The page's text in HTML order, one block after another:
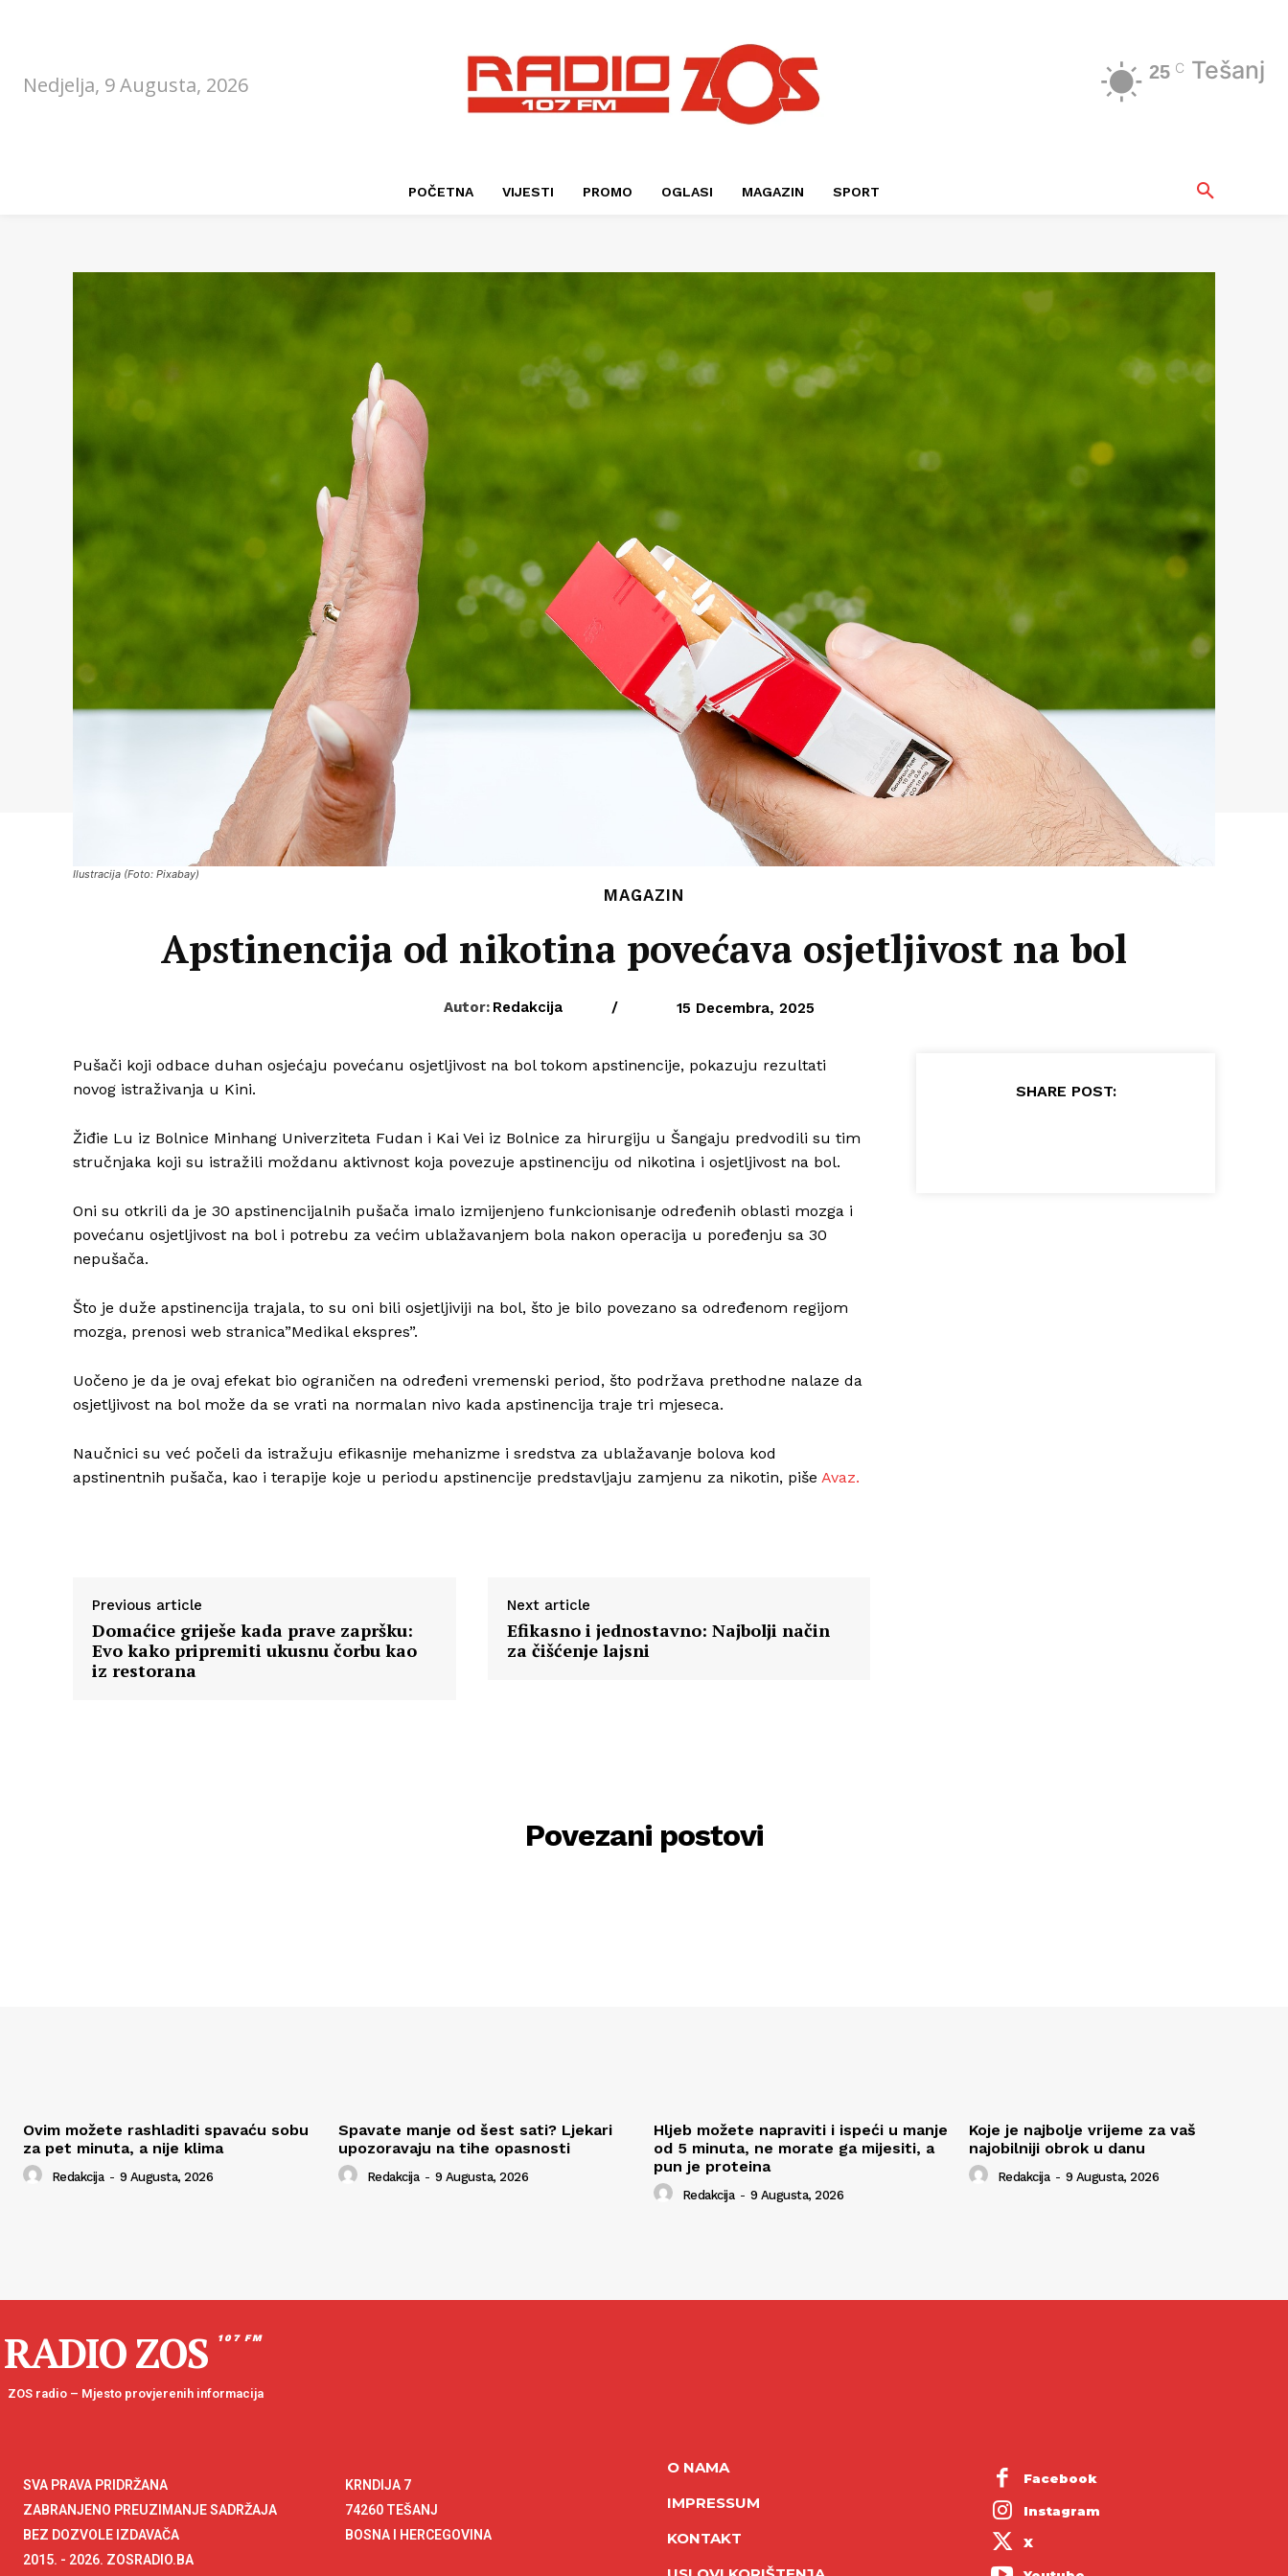
Nedjelja, 9 Augusta, 2026
25 C Tešanj
POČETNA VIJESTI PROMO OGLASI MAGAZIN SPORT
Ilustracija (Foto: Pixabay)
MAGAZIN
Apstinencija od nikotina povećava osjetljivost na bol
Autor: Redakcija / 15 Decembra, 2025
Pušači koji odbace duhan osjećaju povećanu osjetljivost na bol tokom apstinencije, pokazuju rezultati
novog istraživanja u Kini.
Žiđie Lu iz Bolnice Minhang Univerziteta Fudan i Kai Vei iz Bolnice za hirurgiju u Šangaju predvodili su tim
stručnjaka koji su istražili moždanu aktivnost koja povezuje apstinenciju od nikotina i osjetljivost na bol.
Oni su otkrili da je 30 apstinencijalnih pušača imalo izmijenjeno funkcionisanje određenih oblasti mozga i
povećanu osjetljivost na bol i potrebu za većim ublažavanjem bola nakon operacija u poređenju sa 30
nepušača.
Što je duže apstinencija trajala, to su oni bili osjetljiviji na bol, što je bilo povezano sa određenom regijom
mozga, prenosi web stranica”Medikal ekspres”.
Uočeno je da je ovaj efekat bio ograničen na određeni vremenski period, što podržava prethodne nalaze da
osjetljivost na bol može da se vrati na normalan nivo kada apstinencija traje tri mjeseca.
Naučnici su već počeli da istražuju efikasnije mehanizme i sredstva za ublažavanje bolova kod
apstinentnih pušača, kao i terapije koje u periodu apstinencije predstavljaju zamjenu za nikotin, piše Avaz.
Previous article
Domaćice griješe kada prave zapršku:
Evo kako pripremiti ukusnu čorbu kao
iz restorana
Next article
Efikasno i jednostavno: Najbolji način
za čišćenje lajsni
SHARE POST:
Povezani postovi
Ovim možete rashladiti spavaću sobu
za pet minuta, a nije klima
Redakcija - 9 Augusta, 2026
Spavate manje od šest sati? Ljekari
upozoravaju na tihe opasnosti
Redakcija - 9 Augusta, 2026
Hljeb možete napraviti i ispeći u manje
od 5 minuta, ne morate ga mijesiti, a
pun je proteina
Redakcija - 9 Augusta, 2026
Koje je najbolje vrijeme za vaš
najobilniji obrok u danu
Redakcija - 9 Augusta, 2026
RADIO ZOS 107 FM
ZOS radio – Mjesto provjerenih informacija
SVA PRAVA PRIDRŽANA
ZABRANJENO PREUZIMANJE SADRŽAJA
BEZ DOZVOLE IZDAVAČA
2015. - 2026. ZOSRADIO.BA
KRNDIJA 7
74260 TEŠANJ
BOSNA I HERCEGOVINA
O NAMA
IMPRESSUM
KONTAKT
Facebook
Instagram
X